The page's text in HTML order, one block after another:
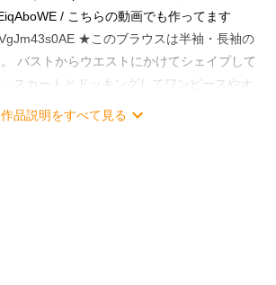
/ こちらの動画でも作ってます
★このブラウスは半袖・長袖の
バストからウエストにかけてシェイプして
スカートとドッキングしてワンピースやオ
インを派生させることができます。 すこし
す。 -----------------------------------------------
ド商品です。 ★一回のお買い物で0-20の11
ないでくださいね。 ★2024年4月14日より
になりました。型紙に記載されている内容
作品説明をすべて見る